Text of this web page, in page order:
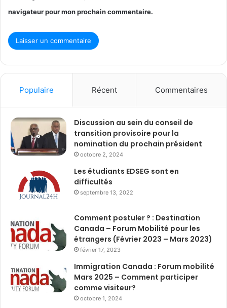
navigateur pour mon prochain commentaire.
Populaire Récent Commentaires
Discussion au sein du conseil de
transition provisoire pour la
nomination du prochain président
octobre 2, 2024
Les étudiants EDSEG sont en
difficultés
septembre 13, 2022
Comment postuler ? : Destination
Canada – Forum Mobilité pour les
étrangers (Février 2023 – Mars 2023)
février 17, 2023
Immigration Canada : Forum mobilité
Mars 2025 – Comment participer
comme visiteur?
octobre 1, 2024